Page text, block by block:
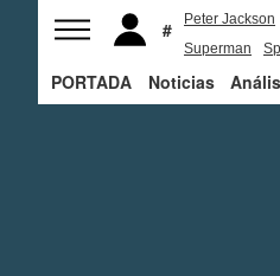
Peter Jackson
Superman
PORTADA Noticias